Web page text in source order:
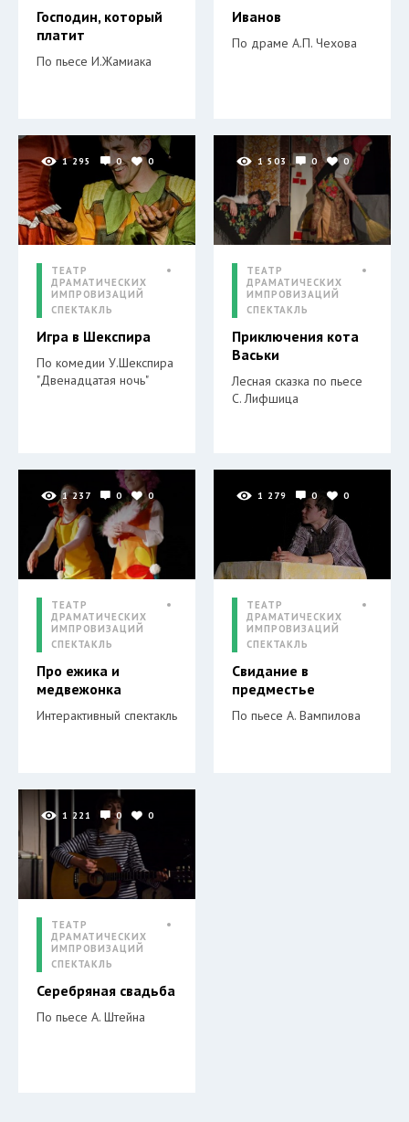
Господин, который
платит
По пьесе И.Жамиака
Иванов
По драме А.П. Чехова
1 295 0 0
ТЕАТР
ДРАМАТИЧЕСКИХ
ИМПРОВИЗАЦИЙ
СПЕКТАКЛЬ
Игра в Шекспира
По комедии У.Шекспира
"Двенадцатая ночь"
1 503 0 0
ТЕАТР
ДРАМАТИЧЕСКИХ
ИМПРОВИЗАЦИЙ
СПЕКТАКЛЬ
Приключения кота
Васьки
Лесная сказка по пьесе
С. Лифшица
1 237 0 0
ТЕАТР
ДРАМАТИЧЕСКИХ
ИМПРОВИЗАЦИЙ
СПЕКТАКЛЬ
Про ежика и
медвежонка
Интерактивный спектакль
1 279 0 0
ТЕАТР
ДРАМАТИЧЕСКИХ
ИМПРОВИЗАЦИЙ
СПЕКТАКЛЬ
Свидание в
предместье
По пьесе А. Вампилова
1 221 0 0
ТЕАТР
ДРАМАТИЧЕСКИХ
ИМПРОВИЗАЦИЙ
СПЕКТАКЛЬ
Серебряная свадьба
По пьесе А. Штейна